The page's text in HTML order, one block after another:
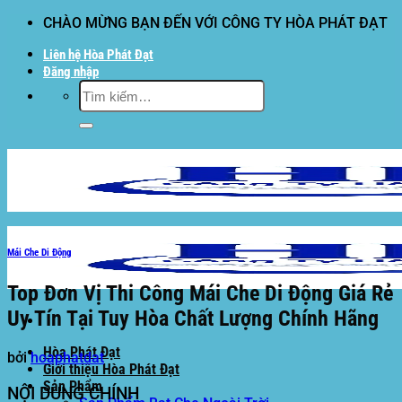
dung
CHÀO MỪNG BẠN ĐẾN VỚI CÔNG TY HÒA PHÁT ĐẠT
Liên hệ Hòa Phát Đạt
Đăng nhập
Tìm
kiếm:
Hòa Phát Đạt
Giới thiệu Hòa Phát Đạt
Sản Phẩm
Mái Che Di Động
Top Đơn Vị Thi Công Mái Che Di Động Giá Rẻ
Uy Tín Tại Tuy Hòa Chất Lượng Chính Hãng
bởihoaphatdat
NỘI DUNG CHÍNH